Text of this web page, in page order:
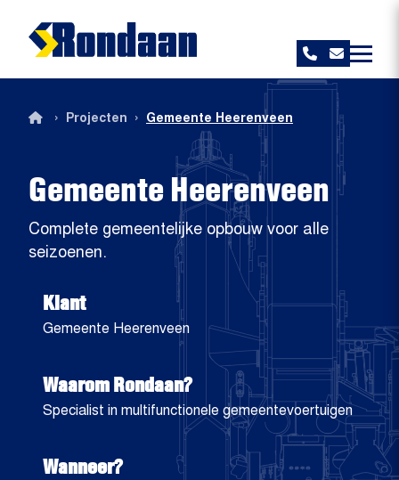
Gemeente Heerenveen
Complete gemeentelijke opbouw voor alle
seizoenen.
› Projecten › Gemeente Heerenveen
Klant
Gemeente Heerenveen
Waarom Rondaan?
Specialist in multifunctionele gemeentevoertuigen
Wanneer?